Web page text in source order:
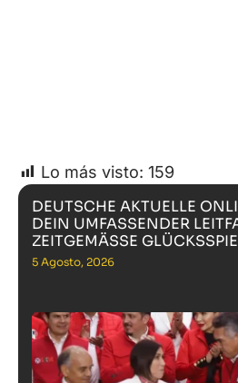
Lo más visto: 159
DEUTSCHE AKTUELLE
DEIN UMFASSENDER
ZEITGEMÄSSE
5 Agosto, 2026